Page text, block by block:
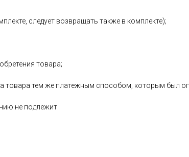
следует возвращать также в комплекте);
товара;
товара тем же платежным способом, которым был
не подлежит